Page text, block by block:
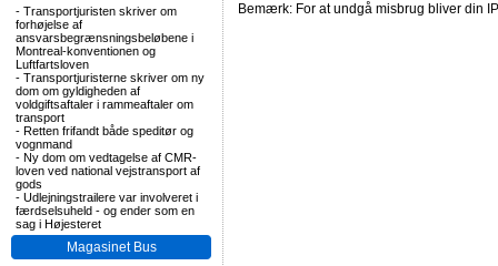
- Transportjuristen skriver om
forhøjelse af
ansvarsbegrænsningsbeløbene i
Montreal-konventionen og
Luftfartsloven
- Transportjuristerne skriver om ny
dom om gyldigheden af
voldgiftsaftaler i rammeaftaler om
transport
- Retten frifandt både speditør og
vognmand
- Ny dom om vedtagelse af CMR-
loven ved national vejstransport af
gods
- Udlejningstrailere var involveret i
færdselsuheld - og ender som en
sag i Højesteret
Magasinet Bus
Bemærk: For at undgå misbrug bliver din